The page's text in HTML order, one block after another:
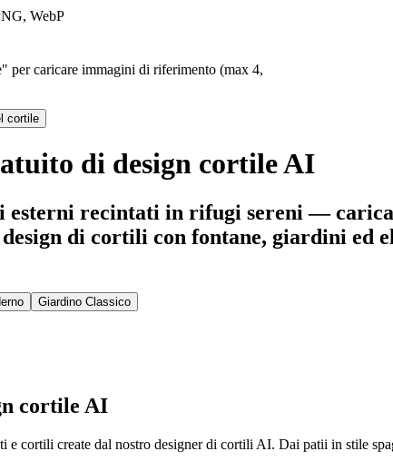
WebP
per caricare immagini di riferimento (max 4,
cortile
di design cortile AI
esterni recintati in rifugi sereni —
di cortili con fontane, giardini ed
Giardino Classico
cortile AI
e cortili create dal nostro designer di cortili AI. Dai patii in stile